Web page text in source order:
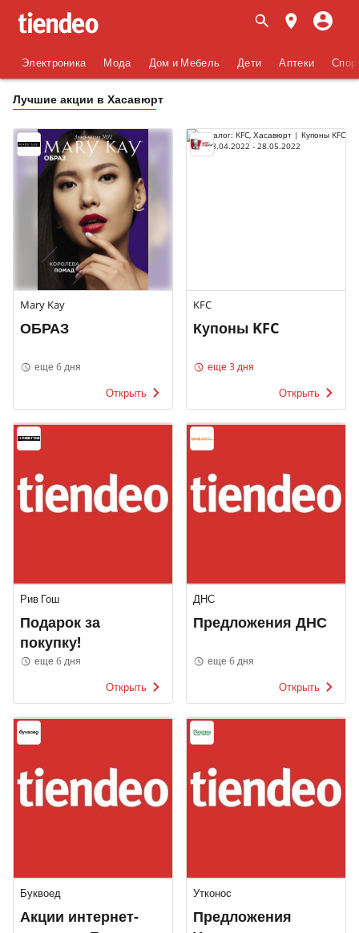
Электроника Мода Дом и Мебель Дети Аптеки
Лучшие акции в Хасавюрт
Mary Kay
ОБРАЗ
еще 6 дня
Открыть
KFC
Купоны KFC
еще 3 дня
Открыть
Рив Гош
Подарок за
покупку!
еще 6 дня
Открыть
ДНС
Предложения ДНС
еще 6 дня
Открыть
Буквоед
Акции интернет-
Утконос
Предложения